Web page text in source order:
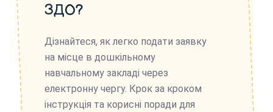
ЗДО?
Дізнайтеся, як легко подати заявку
на місце в дошкільному
навчальному закладі через
електронну чергу. Крок за кроком
інструкція та корисні поради для